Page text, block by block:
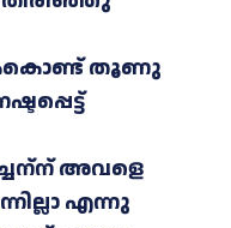
തൂണു
ന് അവളെ
എന്നു